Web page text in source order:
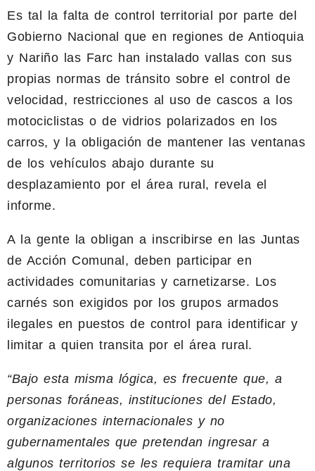
Es tal la falta de control territorial por parte del
Gobierno Nacional que en regiones de Antioquia
y Nariño las Farc han instalado vallas con sus
propias normas de tránsito sobre el control de
velocidad, restricciones al uso de cascos a los
motociclistas o de vidrios polarizados en los
carros, y la obligación de mantener las ventanas
de los vehículos abajo durante su
desplazamiento por el área rural, revela el
informe.
A la gente la obligan a inscribirse en las Juntas
de Acción Comunal, deben participar en
actividades comunitarias y carnetizarse. Los
carnés son exigidos por los grupos armados
ilegales en puestos de control para identificar y
limitar a quien transita por el área rural.
“Bajo esta misma lógica, es frecuente que, a
personas foráneas, instituciones del Estado,
organizaciones internacionales y no
gubernamentales que pretendan ingresar a
algunos territorios se les requiera tramitar una